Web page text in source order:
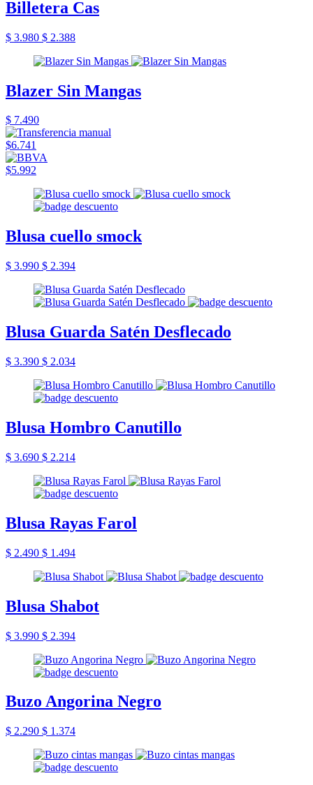
Billetera Cas
$ 3.980 $ 2.388
Blazer Sin Mangas
$ 7.490
$6.741
$5.992
Blusa cuello smock
$ 3.990 $ 2.394
Blusa Guarda Satén Desflecado
$ 3.390 $ 2.034
Blusa Hombro Canutillo
$ 3.690 $ 2.214
Blusa Rayas Farol
$ 2.490 $ 1.494
Blusa Shabot
$ 3.990 $ 2.394
Buzo Angorina Negro
$ 2.290 $ 1.374